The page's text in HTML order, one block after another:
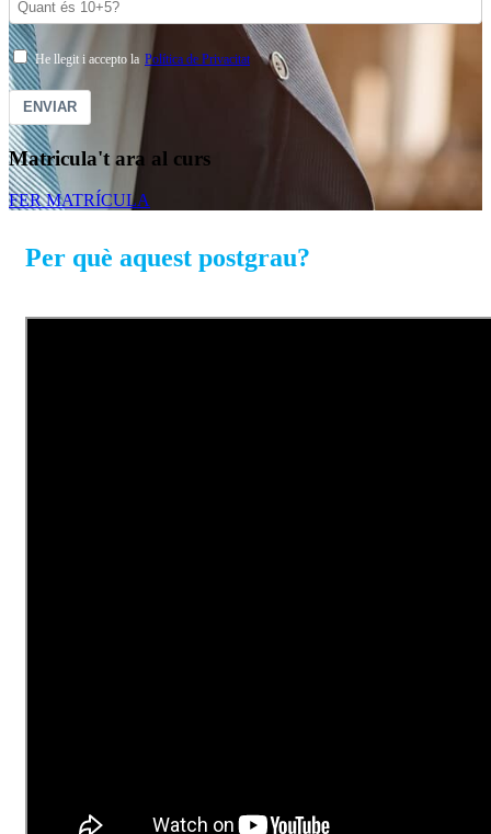
He llegit i accepto la Política de Privacitat
ENVIAR
Matricula't ara al curs
FER MATRÍCULA
Per què aquest postgrau?